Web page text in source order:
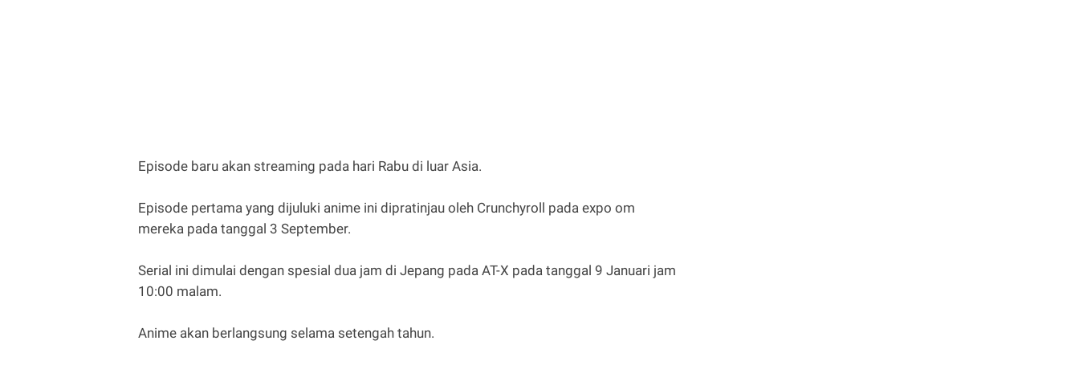
Episode baru akan streaming pada hari Rabu di luar Asia.
Episode pertama yang dijuluki anime ini dipratinjau oleh Crunchyroll pada expo om
mereka pada tanggal 3 September.
Serial ini dimulai dengan spesial dua jam di Jepang pada AT-X pada tanggal 9 Januari jam
10:00 malam.
Anime akan berlangsung selama setengah tahun.